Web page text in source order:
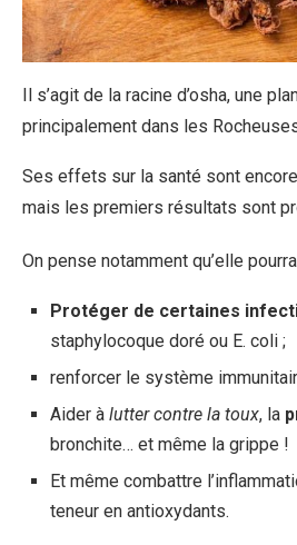
Il s’agit de la racine d’osha, une
principalement dans les
Ses effets sur la santé sont
mais les premiers résultats sont
On pense notamment qu’elle
Protéger de certaines
staphylocoque doré ou E. coli ;
renforcer le système
Aider à lutter contre la toux, la
bronchite… et même la grippe !
Et même combattre
teneur en antioxydants.